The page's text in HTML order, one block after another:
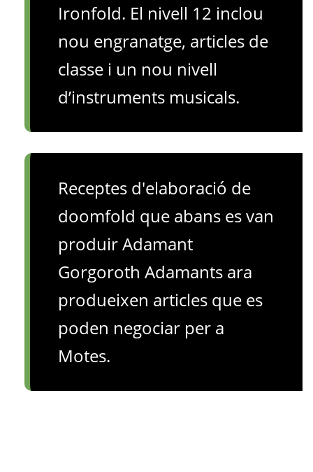
Ironfold. El nivell 12 inclou
nou engranatge, articles de
classe i un nou nivell
d’instruments musicals.
Receptes d'elaboració de
doomfold que abans es van
produir Adamant
Gorgoroth Adamants ara
produeixen articles que es
poden negociar per a
Motes.